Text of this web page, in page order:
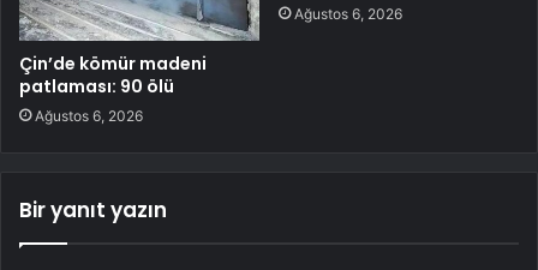
Çin’de kömür madeni
patlaması: 90 ölü
Ağustos 6, 2026
Ağustos 6, 2026
Bir yanıt yazın